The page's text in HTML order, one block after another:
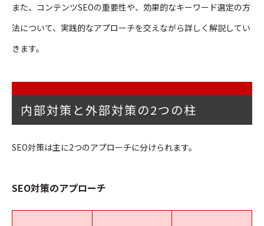
また、コンテンツSEOの重要性や、効果的なキーワード選定の方
法について、実践的なアプローチを交えながら詳しく解説してい
きます。
内部対策と外部対策の2つの柱
SEO対策は主に2つのアプローチに分けられます。
SEO対策のアプローチ